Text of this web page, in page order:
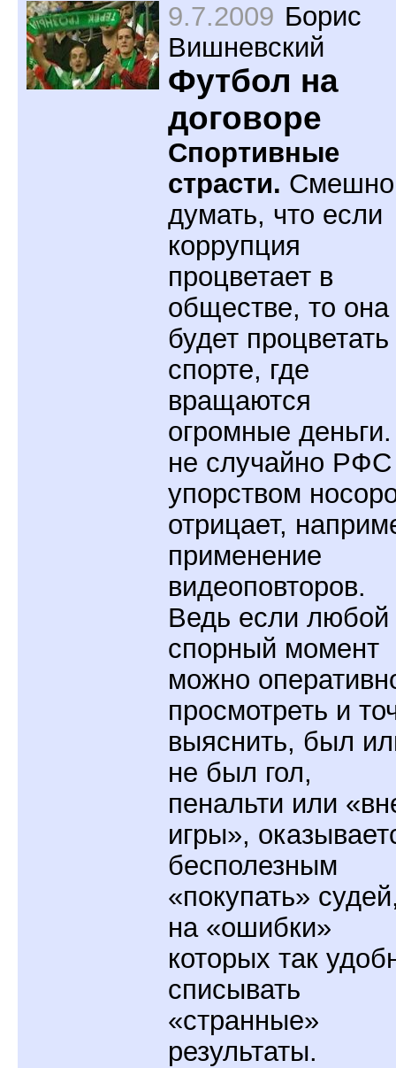
9.7.2009 Борис
Вишневский
Футбол на
договоре
Спортивные
страсти. Смешно
думать, что если
коррупция
процветает в
обществе, то она
будет процветать
спорте, где
вращаются
огромные
не случайно РФС
упорством
отрицает,
применение
видеоповторов.
Ведь если любой
спорный момент
можно
просмотреть и
выяснить, был
не был гол,
пенальти или
игры»,
бесполезным
«покупать»
на «ошибки»
которых так
списывать
«странные»
результаты.